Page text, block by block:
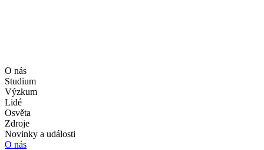
O nás
Studium
Výzkum
Lidé
Osvěta
Zdroje
Novinky a události
O nás